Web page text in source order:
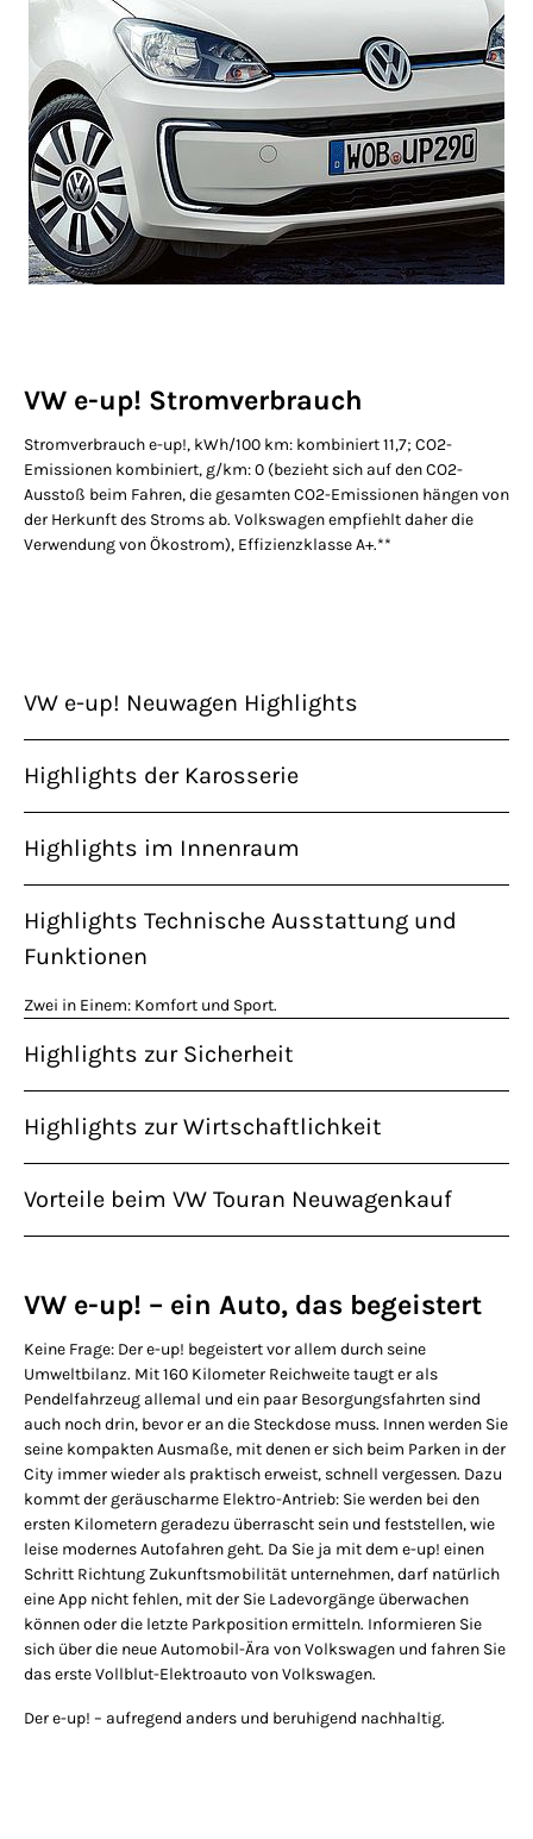
VW e-up! Stromverbrauch
Stromverbrauch e-up!, kWh/100 km: kombiniert 11,7; CO2-
Emissionen kombiniert, g/km: 0 (bezieht sich auf den CO2-
Ausstoß beim Fahren, die gesamten CO2-Emissionen hängen von
der Herkunft des Stroms ab. Volkswagen empfiehlt daher die
Verwendung von Ökostrom), Effizienzklasse A+.**
VW e-up! Neuwagen Highlights
Highlights der Karosserie
Highlights im Innenraum
Highlights Technische Ausstattung und
Funktionen
Zwei in Einem: Komfort und Sport.
Highlights zur Sicherheit
Highlights zur Wirtschaftlichkeit
Vorteile beim VW Touran Neuwagenkauf
VW e-up! – ein Auto, das begeistert
Keine Frage: Der e-up! begeistert vor allem durch seine
Umweltbilanz. Mit 160 Kilometer Reichweite taugt er als
Pendelfahrzeug allemal und ein paar Besorgungsfahrten sind
auch noch drin, bevor er an die Steckdose muss. Innen werden Sie
seine kompakten Ausmaße, mit denen er sich beim Parken in der
City immer wieder als praktisch erweist, schnell vergessen. Dazu
kommt der geräuscharme Elektro-Antrieb: Sie werden bei den
ersten Kilometern geradezu überrascht sein und feststellen, wie
leise modernes Autofahren geht. Da Sie ja mit dem e-up! einen
Schritt Richtung Zukunftsmobilität unternehmen, darf natürlich
eine App nicht fehlen, mit der Sie Ladevorgänge überwachen
können oder die letzte Parkposition ermitteln. Informieren Sie
sich über die neue Automobil-Ära von Volkswagen und fahren Sie
das erste Vollblut-Elektroauto von Volkswagen.
Der e-up! – aufregend anders und beruhigend nachhaltig.